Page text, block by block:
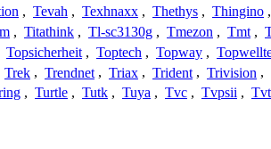
, Tevah , Texhnaxx , Thethys , Thingino ,
, Titathink , Tl-sc3130g , Tmezon , Tmt ,
Topsicherheit , Toptech , Topway ,
Trek , Trendnet , Triax , Trident , Trivision ,
, Turtle , Tutk , Tuya , Tvc , Tvpsii , Tvt